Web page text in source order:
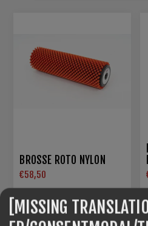
BROSSE ROTO NYLON
€58,50
[MISSING